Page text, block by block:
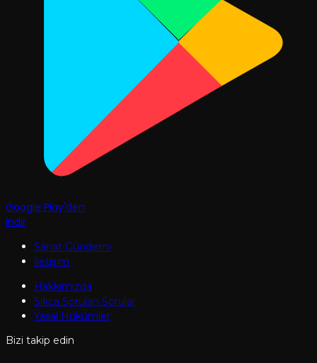
Google Play'den
İndir
Sanat Gündemi
İletişim
Hakkımızda
Sıkça Sorulan Sorular
Yasal Hükümler
Bizi takip edin